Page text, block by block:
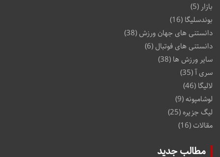
بازار (5)
بوندسلیگا (16)
دانستنی های جهان ورزش(38)
دانستنی های فوتبال (6)
سایر ورزش ها (38)
سری آ(35)
لالیگا (46)
لوشامپونه(9)
لیگ جزیره (25)
مقالات(16)
مطالب جدید